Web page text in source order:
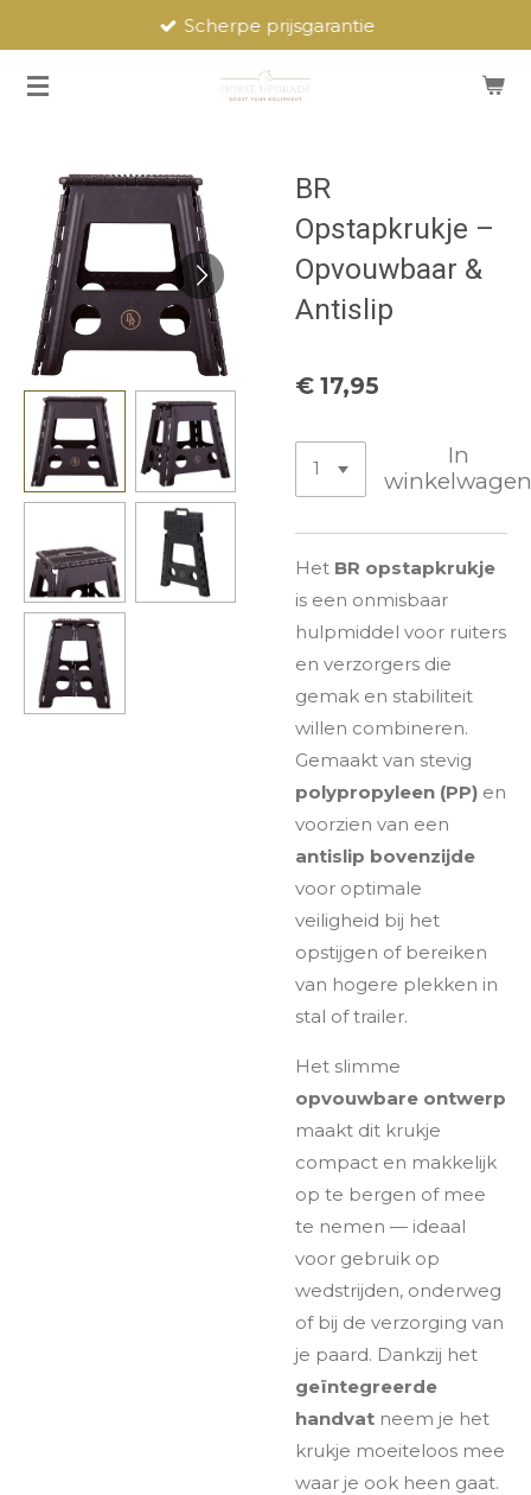
naar
Scherpe prijsgarantie
BR
Opstapkrukje –
Opvouwbaar &
Antislip
€ 17,95
In
Het BR opstapkrukje
is een onmisbaar
hulpmiddel voor ruiters
en verzorgers die
gemak en stabiliteit
willen combineren.
Gemaakt van stevig
polypropyleen (PP) en
voorzien van een
antislip bovenzijde
voor optimale
veiligheid bij het
opstijgen of bereiken
van hogere plekken in
stal of trailer.
Het slimme
opvouwbare ontwerp
maakt dit krukje
compact en makkelijk
op te bergen of mee
te nemen — ideaal
voor gebruik op
wedstrijden, onderweg
of bij de verzorging van
je paard. Dankzij het
geïntegreerde
handvat neem je het
krukje moeiteloos mee
waar je ook heen gaat.